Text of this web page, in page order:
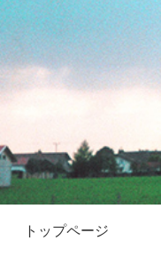
トップページ